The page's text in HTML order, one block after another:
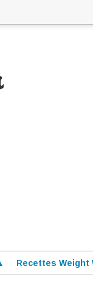
Recettes Weight